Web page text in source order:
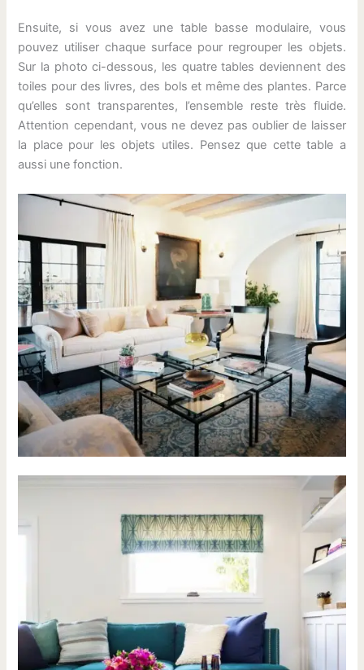
Ensuite, si vous avez une table basse modulaire, vous
pouvez utiliser chaque surface pour regrouper les objets.
Sur la photo ci-dessous, les quatre tables deviennent des
toiles pour des livres, des bols et même des plantes. Parce
qu’elles sont transparentes, l’ensemble reste très fluide.
Attention cependant, vous ne devez pas oublier de laisser
la place pour les objets utiles. Pensez que cette table a
aussi une fonction.